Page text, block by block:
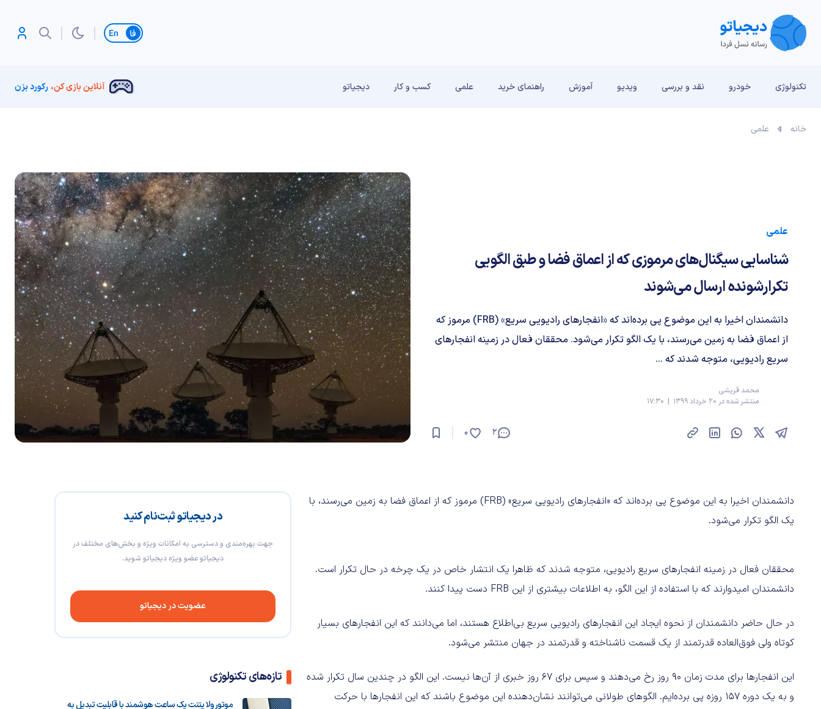
تغییر زبان
تکنولوژی خودرو نقد و بررسی‌ ویدیو آموزش راهنمای خرید علمی کسب و کار دیجیاتو آنلاین بازی کن، رکورد بزن
خانه علمی
علمی
شناسایی سیگنال‌های مرموزی که از اعماق فضا و طبق الگویی
تکرارشونده ارسال می‌شوند
دانشمندان اخیرا به این موضوع پی برده‌اند که «انفجارهای رادیویی سریع» (FRB) مرموز که
از اعماق فضا به زمین می‌رسند، با یک الگو تکرار می‌شود. محققان فعال در زمینه انفجارهای
سریع رادیویی، متوجه شدند که ...
محمد قریشی
منتشر شده در 20 خرداد 1399 | 17:30
2
0
در دیجیاتو ثبت‌نام کنید
جهت بهره‌مندی و دسترسی به امکانات ویژه و بخش‌های مختلف در
دیجیاتو عضو ویژه دیجیاتو شوید.
عضویت در دیجیاتو
تازه‌های تکنولوژی
موتورولا پتنت یک ساعت هوشمند با قابلیت تبدیل به
دانشمندان اخیرا به این موضوع پی برده‌اند که «انفجارهای رادیویی سریع» (FRB) مرموز که از اعماق فضا به زمین می‌رسند، با
یک الگو تکرار می‌شود.
محققان فعال در زمینه انفجارهای سریع رادیویی، متوجه شدند که ظاهرا یک انتشار خاص در یک چرخه در حال تکرار است.
دانشمندان امیدوارند که با استفاده از این الگو، به اطلاعات بیشتری از این FRB دست پیدا کنند.
در حال حاضر دانشمندان از نحوه ایجاد این انفجارهای رادیویی سریع بی‌اطلاع هستند، اما می‌دانند که این انفجارهای بسیار
کوتاه ولی فوق‌العاده قدرتمند از یک قسمت ناشناخته و قدرتمند در جهان منتشر می‌شود.
این انفجارها برای مدت زمان ۹۰ روز رخ می‌دهند و سپس برای ۶۷ روز خبری از آن‌ها نیست. این الگو در چندین سال تکرار شده
و به یک دوره ۱۵۷ روزه پی برده‌ایم. الگوهای طولانی می‌توانند نشان‌دهنده این موضوع باشند که این انفجار‌ها با حرکت